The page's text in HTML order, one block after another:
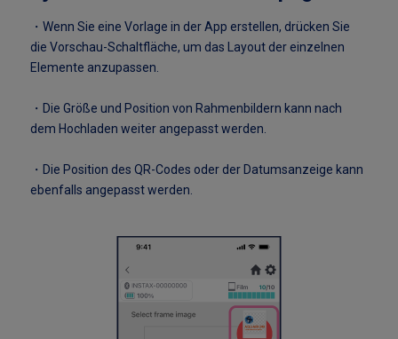
・Wenn Sie eine Vorlage in der App erstellen, drücken Sie
die Vorschau-Schaltfläche, um das Layout der einzelnen
Elemente anzupassen.
・Die Größe und Position von Rahmenbildern kann nach
dem Hochladen weiter angepasst werden.
・Die Position des QR-Codes oder der Datumsanzeige kann
ebenfalls angepasst werden.